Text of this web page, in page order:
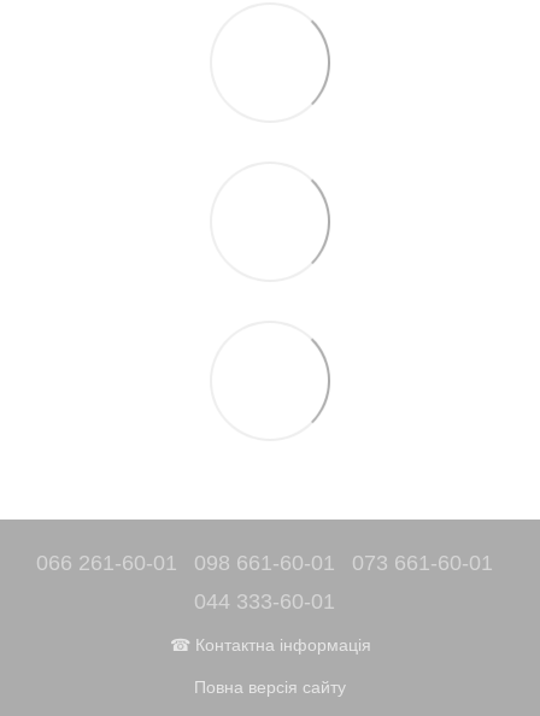
066 261-60-01 098 661-60-01
073 661-60-01
044 333-60-01
☎ Контактна інформація
Повна версія сайту